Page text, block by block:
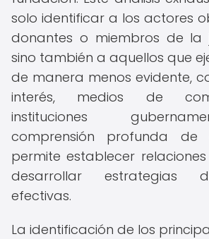
solo identificar a los actores
donantes o miembros de la
sino también a aquellos que
de manera menos evidente,
interés, medios de
instituciones
comprensión profunda de
permite establecer
desarrollar estrategias
efectivas.
La identificación de los